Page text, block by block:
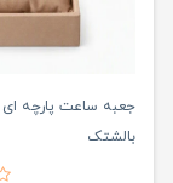
جعبه ساعت پارچه ای
بالشتک